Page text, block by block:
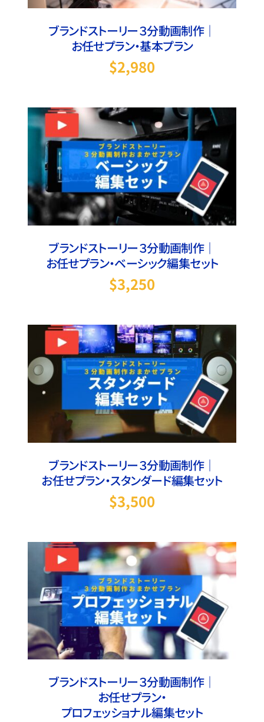
ブランドストーリー３分動画制作｜
お任せプラン・基本プラン
$2,980
お買い物カゴに追加 /
ブランドストーリー３分動画制作｜
お任せプラン・ベーシック編集セット
$3,250
お買い物カゴに追加 / 詳細
ブランドストーリー３分動画制作｜
お任せプラン・スタンダード編集セット
$3,500
お買い物カゴに追加 / 詳細
ブランドストーリー３分動画制作｜
お任せプラン・
プロフェッショナル編集セット